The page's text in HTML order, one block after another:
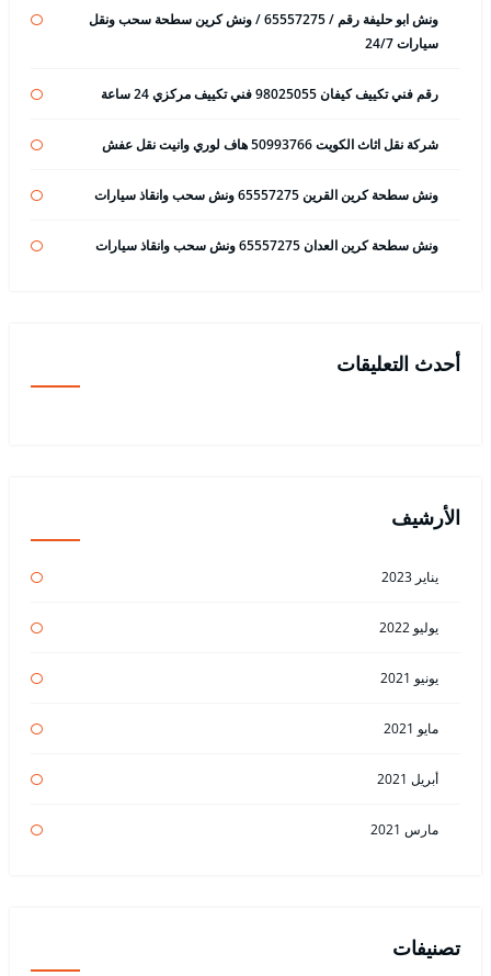
ونش ابو حليفة رقم / 65557275 / ونش كرين سطحة سحب ونقل
سيارات 24/7
رقم فني تكييف كيفان 98025055 فني تكييف مركزي 24 ساعة
شركة نقل اثاث الكويت 50993766 هاف لوري وانيت نقل عفش
ونش سطحة كرين القرين 65557275 ونش سحب وانقاذ سيارات
ونش سطحة كرين العدان 65557275 ونش سحب وانقاذ سيارات
أحدث التعليقات
الأرشيف
يناير 2023
يوليو 2022
يونيو 2021
مايو 2021
أبريل 2021
مارس 2021
تصنيفات